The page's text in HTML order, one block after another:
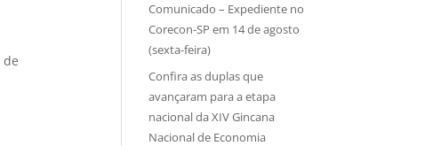
de
Comunicado – Expediente no
Corecon-SP em 14 de agosto
(sexta-feira)
Confira as duplas que
avançaram para a etapa
nacional da XIV Gincana
Nacional de Economia